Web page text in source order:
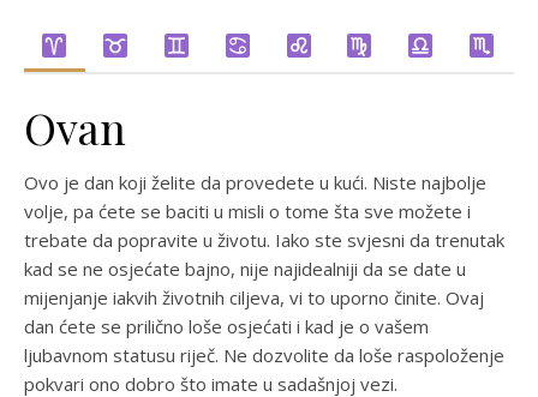
Ovan
Ovo je dan koji želite da provedete u kući. Niste najbolje
volje, pa ćete se baciti u misli o tome šta sve možete i
trebate da popravite u životu. Iako ste svjesni da trenutak
kad se ne osjećate bajno, nije najidealniji da se date u
mijenjanje iakvih životnih ciljeva, vi to uporno činite. Ovaj
dan ćete se prilično loše osjećati i kad je o vašem
ljubavnom statusu riječ. Ne dozvolite da loše raspoloženje
pokvari ono dobro što imate u sadašnjoj vezi.